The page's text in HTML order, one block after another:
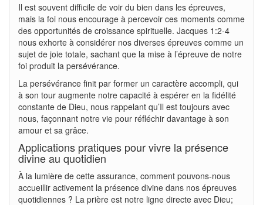
Il est souvent difficile de voir du bien dans les épreuves,
mais la foi nous encourage à percevoir ces moments comme
des opportunités de croissance spirituelle. Jacques 1:2-4
nous exhorte à considérer nos diverses épreuves comme un
sujet de joie totale, sachant que la mise à l’épreuve de notre
foi produit la persévérance.
La persévérance finit par former un caractère accompli, qui
à son tour augmente notre capacité à espérer en la fidélité
constante de Dieu, nous rappelant qu’Il est toujours avec
nous, façonnant notre vie pour réfléchir davantage à son
amour et sa grâce.
Applications pratiques pour vivre la présence
divine au quotidien
À la lumière de cette assurance, comment pouvons-nous
accueillir activement la présence divine dans nos épreuves
quotidiennes ? La prière est notre ligne directe avec Dieu;